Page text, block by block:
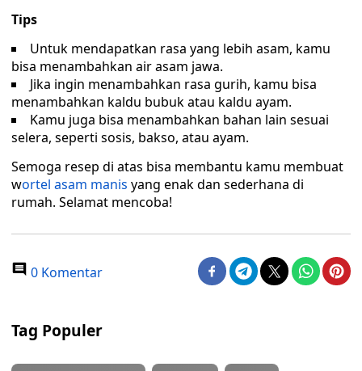
Tips
Untuk mendapatkan rasa yang lebih asam, kamu
bisa menambahkan air asam jawa.
Jika ingin menambahkan rasa gurih, kamu bisa
menambahkan kaldu bubuk atau kaldu ayam.
Kamu juga bisa menambahkan bahan lain sesuai
selera, seperti sosis, bakso, atau ayam.
Semoga resep di atas bisa membantu kamu membuat
wortel asam manis yang enak dan sederhana di
rumah. Selamat mencoba!
0 Komentar
Tag Populer